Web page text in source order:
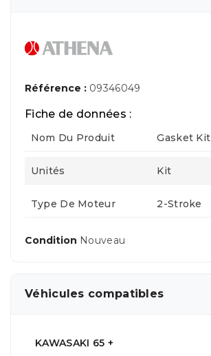
Référence : 09346049
Fiche de données :
Nom Du Produit Gasket Kit
Unités Kit
Type De Moteur 2-Stroke
Condition Nouveau
Véhicules compatibles
KAWASAKI 65 +